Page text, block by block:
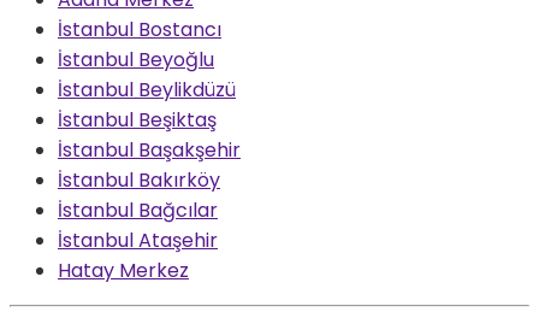
İstanbul Bostancı
İstanbul Beyoğlu
İstanbul Beylikdüzü
İstanbul Beşiktaş
İstanbul Başakşehir
İstanbul Bakırköy
İstanbul Bağcılar
İstanbul Ataşehir
Hatay Merkez